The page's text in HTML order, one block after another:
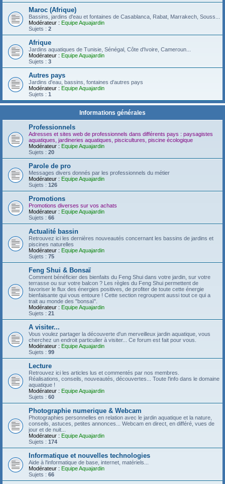
Maroc (Afrique)
Bassins, jardins d'eau et fontaines de Casablanca, Rabat, Marrakech, Souss...
Modérateur : Equipe Aquajardin
Sujets : 2
Afrique
Jardins aquatiques de Tunisie, Sénégal, Côte d'Ivoire, Cameroun...
Modérateur : Equipe Aquajardin
Sujets : 3
Autres pays
Jardins d'eau, bassins, fontaines d'autres pays
Modérateur : Equipe Aquajardin
Sujets : 1
Informations générales
Professionnels
Adresses et sites web de professionnels dans différents pays : paysagistes
aquatiques, jardineries aquatiques, piscicultures, piscine écologique
Modérateur : Equipe Aquajardin
Sujets : 20
Parole de pro
Messages divers donnés par les professionnels du métier
Modérateur : Equipe Aquajardin
Sujets : 126
Promotions
Promotions diverses sur vos achats
Modérateur : Equipe Aquajardin
Sujets : 66
Actualité bassin
Retrouvez ici les dernières nouveautés concernant les bassins de jardins et
piscines naturelles
Modérateur : Equipe Aquajardin
Sujets : 75
Feng Shui & Bonsaï
Comment bénéficier des bienfaits du Feng Shui dans votre jardin, sur votre
terrasse ou sur votre balcon ? Les règles du Feng Shui permettent de
favoriser le flux des énergies positives, de profiter de toute cette énergie
bienfaisante qui vous entoure ! Cette section regroupent aussi tout ce qui a
trait au monde des "bonsaï".
Modérateur : Equipe Aquajardin
Sujets : 21
A visiter...
Vous voulez partager la découverte d'un merveilleux jardin aquatique, vous
cherchez un endroit particulier à visiter... Ce forum est fait pour vous.
Modérateur : Equipe Aquajardin
Sujets : 99
Lecture
Retrouvez ici les articles lus et commentés par nos membres.
Réalisations, conseils, nouveautés, découvertes... Toute l'info dans le domaine
aquatique !
Modérateur : Equipe Aquajardin
Sujets : 60
Photographie numerique & Webcam
Photographies personnelles en relation avec le jardin aquatique et la nature,
conseils, astuces, petites annonces... Webcam en direct, en différé, vues de
jour et de nuit...
Modérateur : Equipe Aquajardin
Sujets : 174
Informatique et nouvelles technologies
Aide à l'informatique de base, internet, matériels...
Modérateur : Equipe Aquajardin
Sujets : 66